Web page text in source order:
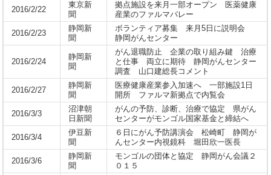
2016/2/22
東京新
聞
拠点施設を来月一部オープン 医薬健康
産業のファルマバレー
2016/2/23
静岡新
聞
ボランティア募集 来月5日に説明会
静岡がんセンター
2016/2/24
静岡新
聞
がん退職防止 企業の取り組み鍵 治療
と仕事 両立に期待 静岡がんセンター
調査 山口建総長コメント
2016/2/27
静岡新
聞
医療健康産業参入加速へ 一部施設1日
開所 ファルマ新拠点で内覧会
2016/3/3
沼津朝
日新聞
がんの予防、診断、治療で協定 県がん
センターがモンゴル国家基金と締結へ
2016/3/4
伊豆新
聞
６日にがん予防講演会 松崎町 静岡が
んセンター内視鏡科 堀田欣一医長
2016/3/6
静岡新
聞
モンゴルの団体と協定 静岡がん会議２
０１５